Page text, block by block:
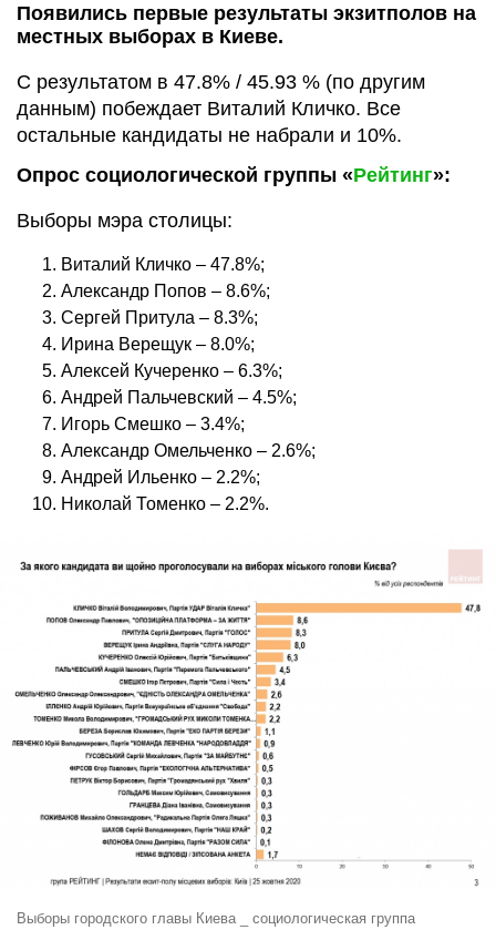
Появились первые результаты экзитполов на
местных выборах в Киеве.
С результатом в 47.8% / 45.93 % (по другим
данным) побеждает Виталий Кличко. Все
остальные кандидаты не набрали и 10%.
Опрос социологической группы «Рейтинг»:
Выборы мэра столицы:
Виталий Кличко – 47.8%;
Александр Попов – 8.6%;
Сергей Притула – 8.3%;
Ирина Верещук – 8.0%;
Алексей Кучеренко – 6.3%;
Андрей Пальчевский – 4.5%;
Игорь Смешко – 3.4%;
Александр Омельченко – 2.6%;
Андрей Ильенко – 2.2%;
Николай Томенко – 2.2%.
Выборы городского главы Киева _ социологическая группа